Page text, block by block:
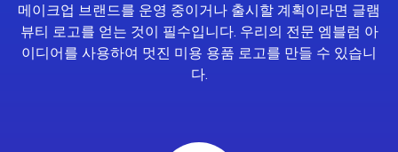
메이크업 브랜드를 운영 중이거나 출시할 계획이라면 글램
뷰티 로고를 얻는 것이 필수입니다. 우리의 전문 엠블럼 아
이디어를 사용하여 멋진 미용 용품 로고를 만들 수 있습니
다.